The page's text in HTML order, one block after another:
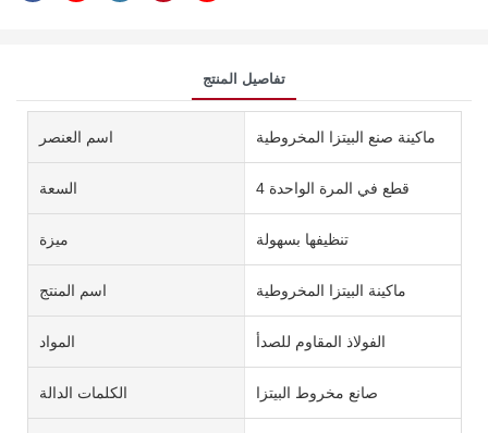
تفاصيل المنتج
اسم العنصر ماكينة صنع البيتزا المخروطية
السعة 4 قطع في المرة الواحدة
ميزة تنظيفها بسهولة
اسم المنتج ماكينة البيتزا المخروطية
المواد الفولاذ المقاوم للصدأ
الكلمات الدالة صانع مخروط البيتزا